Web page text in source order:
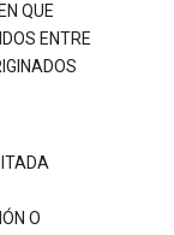
QUE
ENTRE
O